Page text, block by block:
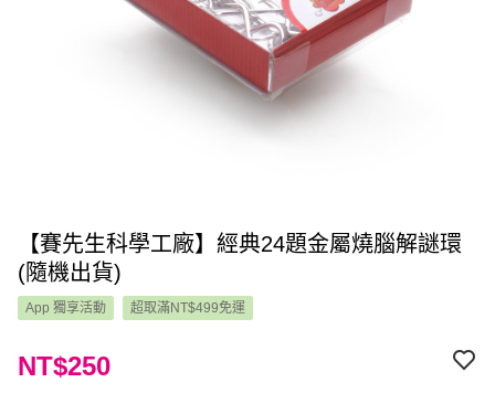
【賽先生科學工廠】經典24題金屬燒腦解謎環
(隨機出貨)
App 獨享活動 超取滿NT$499免運
NT$250